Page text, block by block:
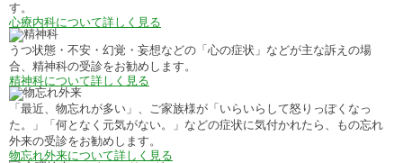
す。
心療内科について詳しく見る
うつ状態・不安・幻覚・妄想などの「心の症状」などが主な訴えの場
合、精神科の受診をお勧めします。
精神科について詳しく見る
「最近、物忘れが多い」、ご家族様が「いらいらして怒りっぽくなっ
た。」「何となく元気がない。」などの症状に気付かれたら、もの忘れ
外来の受診をお勧めします。
物忘れ外来について詳しく見る